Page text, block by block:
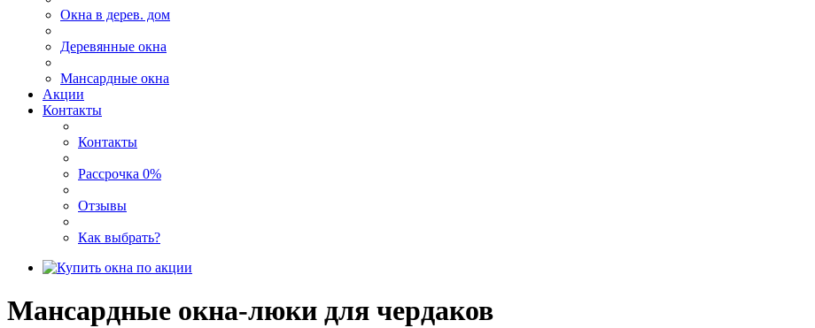
Окна в дерев. дом
Деревянные окна
Мансардные окна
Акции
Контакты
Контакты
Рассрочка 0%
Отзывы
Как выбрать?
Мансардные окна-люки для чердаков